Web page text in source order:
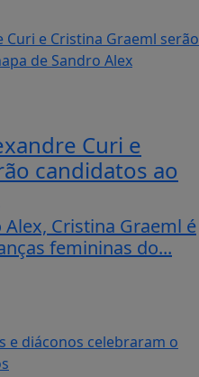
Curi e
candidatos ao
Cristina Graeml é
femininas do...